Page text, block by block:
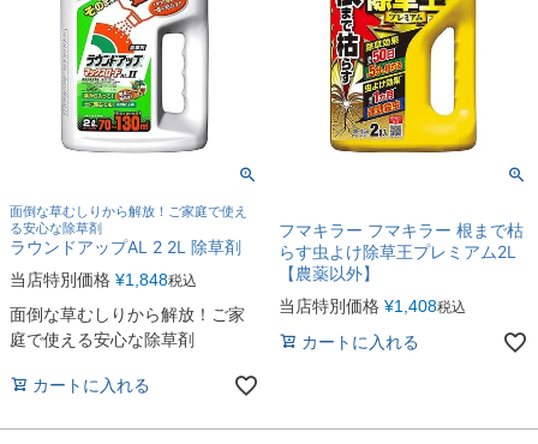
面倒な草むしりから解放！ご家庭で使え
る安心な除草剤
ラウンドアップAL 2 2L 除草剤
当店特別価格 ¥1,848税込
面倒な草むしりから解放！ご家
庭で使える安心な除草剤
カートに入れる
フマキラー フマキラー 根まで枯
らす虫よけ除草王プレミアム2L
【農薬以外】
当店特別価格 ¥1,408税込
カートに入れる